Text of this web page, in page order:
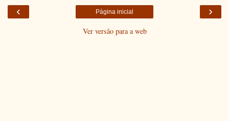
‹ ›
Página inicial
Ver versão para a web